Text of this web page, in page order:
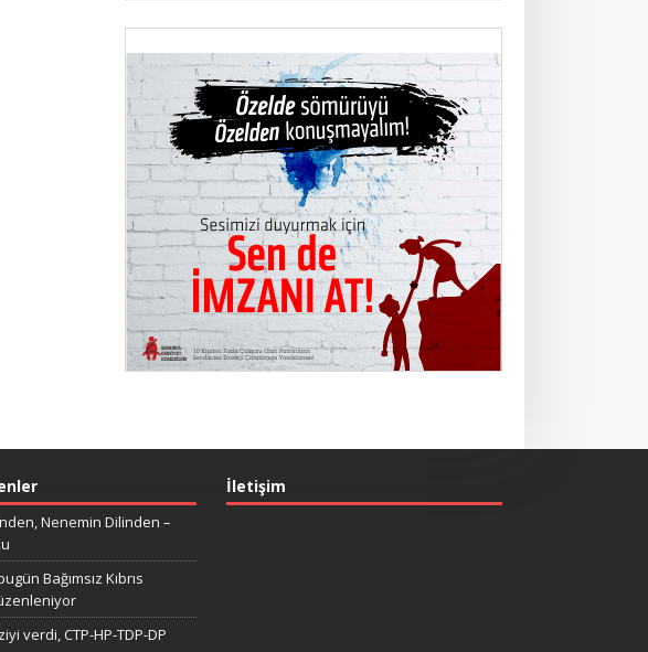
Nenemin Dilinden –
Bağımsız Kıbrıs
verdi, CTP-HP-TDP-DP
İletişim